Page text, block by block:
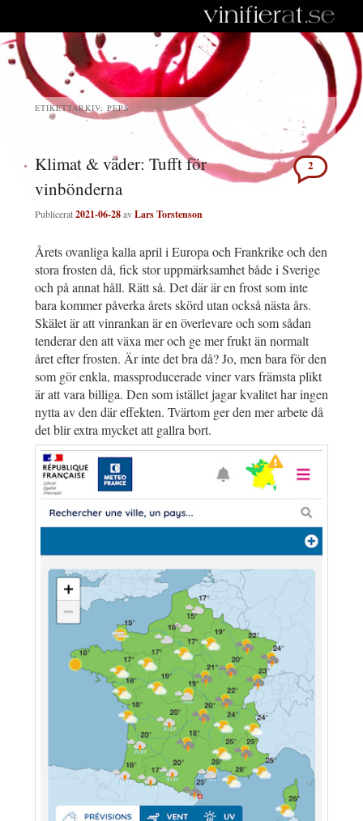
ETIKETTARKIV: PEPS
Klimat & väder: Tufft för
vinbönderna
Publicerat2021-06-28avLars Torstenson
2
Årets ovanliga kalla april i Europa och Frankrike och den
stora frosten då, fick stor uppmärksamhet både i Sverige
och på annat håll. Rätt så. Det där är en frost som inte
bara kommer påverka årets skörd utan också nästa års.
Skälet är att vinrankan är en överlevare och som sådan
tenderar den att växa mer och ge mer frukt än normalt
året efter frosten. Är inte det bra då? Jo, men bara för den
som gör enkla, massproducerade viner vars främsta plikt
är att vara billiga. Den som istället jagar kvalitet har ingen
nytta av den där effekten. Tvärtom ger den mer arbete då
det blir extra mycket att gallra bort.